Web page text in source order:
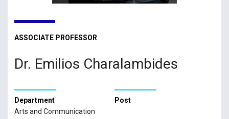
ASSOCIATE PROFESSOR
Dr. Emilios Charalambides
Department
Arts and Communication
Post